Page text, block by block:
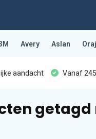
Avery Aslan
aandacht Vanaf
getagd